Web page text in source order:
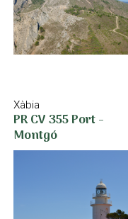
Xàbia
PR CV 355 Port -
Montgó